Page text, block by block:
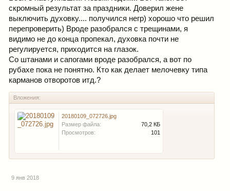
скромный результат за праздники. Доверил жене
выключить духовку.... получился негр) хорошо что решил
перепроверить) Вроде разобрался с трещинами, я
видимо не до конца пропекал, духовка почти не
регулируется, приходится на глазок.
Со штанами и сапогами вроде разобрался, а вот по
рубахе пока не понятно. Кто как делает мелочевку типа
карманов отворотов итд.?
Вложения:
20180109_072726.jpg
Размер файла:
70,2 КБ
Просмотров:
101
9 янв 2018